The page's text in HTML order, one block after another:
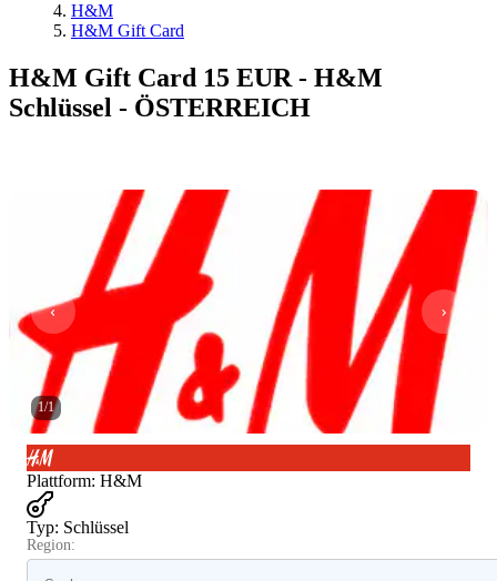
H&M
H&M Gift Card
H&M Gift Card 15 EUR - H&M
Schlüssel - ÖSTERREICH
1/1
Plattform: H&M
Typ: Schlüssel
Region: